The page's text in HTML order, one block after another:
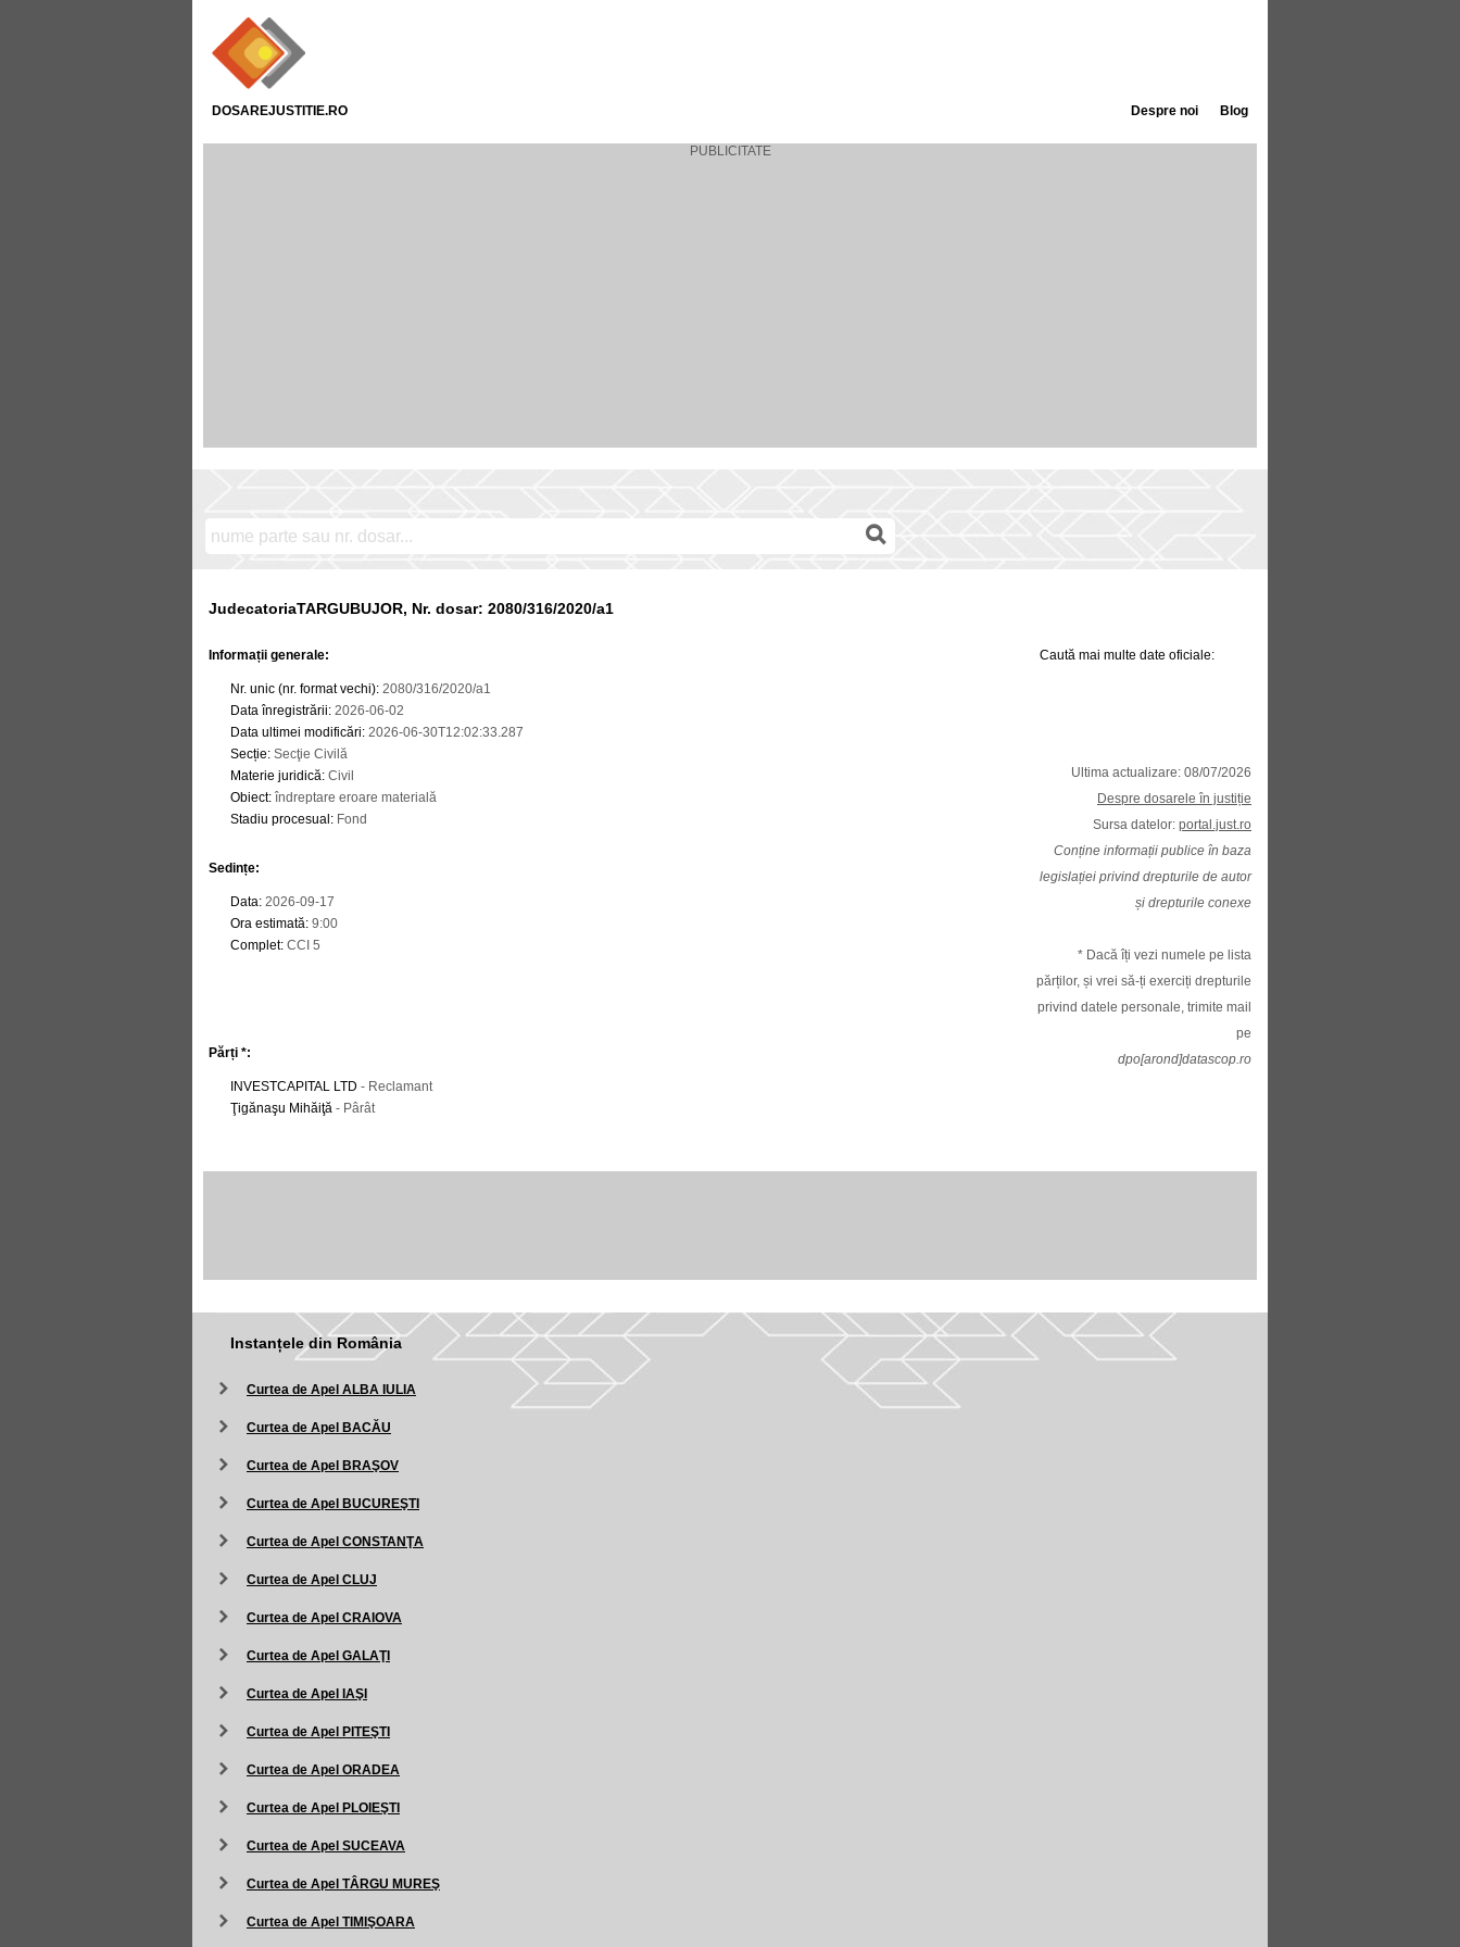
DOSAREJUSTITIE.RO Blog
Despre noi
JudecatoriaTARGUBUJOR, Nr. dosar: 2080/316/2020/a1
Informații generale:
Nr. unic (nr. format vechi): 2080/316/2020/a1
Data înregistrării: 2026-06-02
Data ultimei modificări: 2026-06-30T12:02:33.287
Secție: Secţie Civilă
Materie juridică: Civil
Obiect: îndreptare eroare materială
Stadiu procesual : Fond
Sedințe:
Data: 2026-09-17
Ora estimată: 9:00
Complet: CCI 5
Părți *:
INVESTCAPITAL LTD - Reclamant
Ţigănaşu Mihăiţă - Pârât
Caută mai multe date oficiale:
Ultima actualizare: 08/07/2026
Despre dosarele în justiție
Sursa datelor: portal.just.ro
Conține informații publice în baza
legislației privind drepturile de autor
și drepturile conexe
* Dacă îți vezi numele pe lista
părților, și vrei să-ți exerciți drepturile
privind datele personale, trimite mail
pe
dpo[arond]datascop.ro
Instanțele din România
Curtea de Apel ALBA IULIA
Curtea de Apel BACĂU
Curtea de Apel BRAŞOV
Curtea de Apel BUCUREŞTI
Curtea de Apel CONSTANŢA
Curtea de Apel CLUJ
Curtea de Apel CRAIOVA
Curtea de Apel GALAŢI
Curtea de Apel IAŞI
Curtea de Apel PITEŞTI
Curtea de Apel ORADEA
Curtea de Apel PLOIEŞTI
Curtea de Apel SUCEAVA
Curtea de Apel TÂRGU MUREŞ
Curtea de Apel TIMIŞOARA